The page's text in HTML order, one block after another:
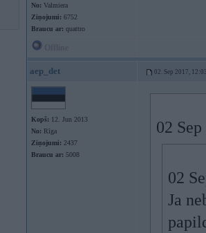
No: Valmiera
Ziņojumi: 6752
Braucu ar: quattro
aep_det 02. Sep 2017,
Kopš: 12. Jun 2013
No: Rīga
Ziņojumi: 2437
Braucu ar: 5008
02
02
Ja